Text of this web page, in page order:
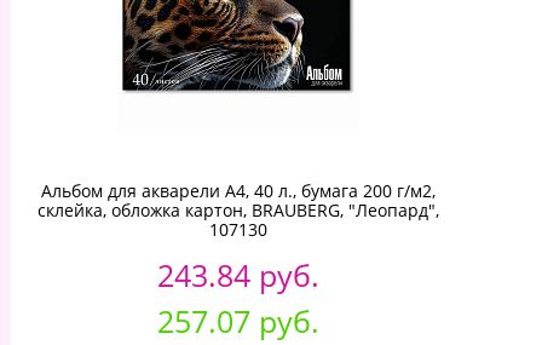
Альбом для акварели А4, 40 л., бумага 200 г/м2,
склейка, обложка картон, BRAUBERG, "Леопард",
107130
243.84 руб.
257.07 руб.